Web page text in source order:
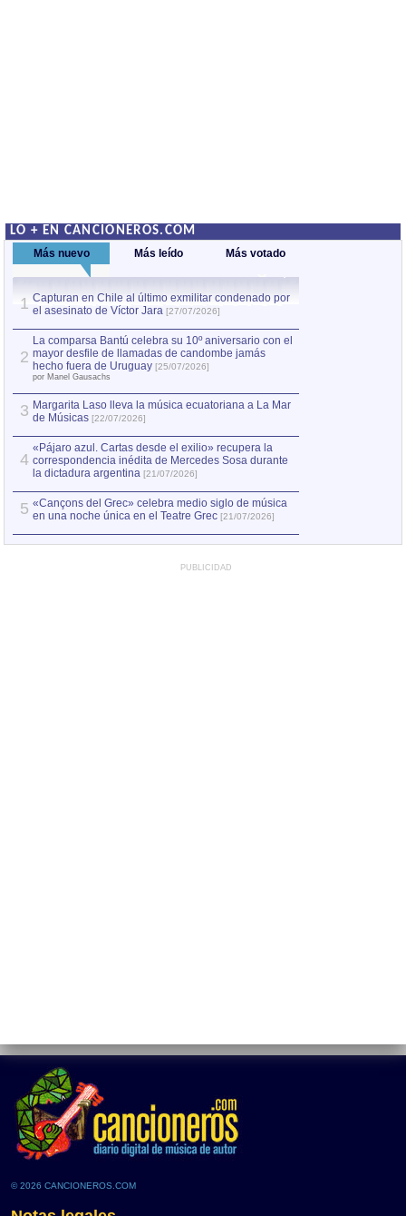
LO + EN CANCIONEROS.COM
Más nuevo Más leído Más votado
1 Capturan en Chile al último exmilitar condenado por
el asesinato de Víctor Jara [27/07/2026]
2
La comparsa Bantú celebra su 10º aniversario con el
mayor desfile de llamadas de candombe jamás
hecho fuera de Uruguay [25/07/2026]
por Manel Gausachs
3 Margarita Laso lleva la música ecuatoriana a La Mar
de Músicas [22/07/2026]
4
«Pájaro azul. Cartas desde el exilio» recupera la
correspondencia inédita de Mercedes Sosa durante
la dictadura argentina [21/07/2026]
5 «Cançons del Grec» celebra medio siglo de música
en una noche única en el Teatre Grec [21/07/2026]
PUBLICIDAD
© 2026 CANCIONEROS.COM